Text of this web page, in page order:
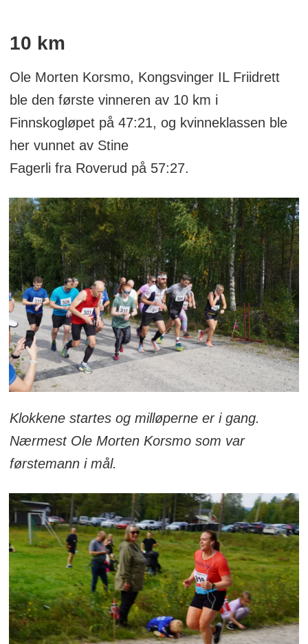
10 km
Ole Morten Korsmo, Kongsvinger IL Friidrett
ble den første vinneren av 10 km i
Finnskogløpet på 47:21, og kvinneklassen ble
her vunnet av Stine
Fagerli fra Roverud på 57:27.
Klokkene startes og milløperne er i gang.
Nærmest Ole Morten Korsmo som var
førstemann i mål.